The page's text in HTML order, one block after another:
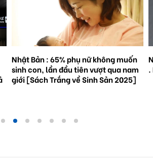
Natto trở thành hiện tượng toàn cầu
. Bối cảnh và triển vọng tương lai.